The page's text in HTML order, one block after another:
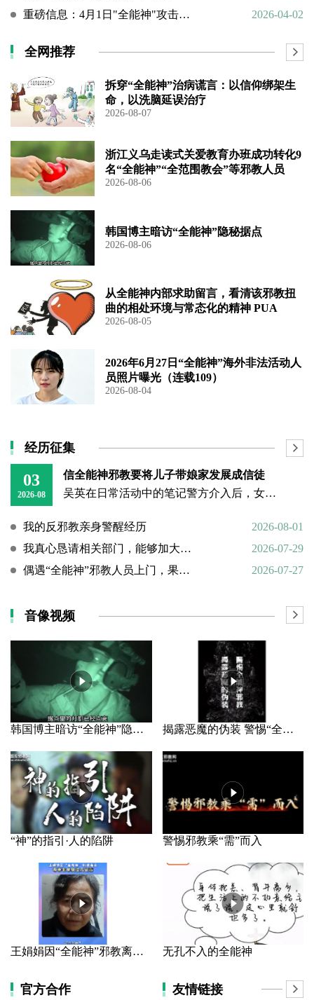
重磅信息：4月1日"全能神"攻击天主教
2026-04-02
全网推荐
拆穿“全能神”治病谎言：以信仰绑架生
命，以洗脑延误治疗
2026-08-07
浙江义乌走读式关爱教育办班成功转化9
名“全能神”“全范围教会”等邪教人员
2026-08-06
韩国博主暗访“全能神”隐秘据点
2026-08-06
从全能神内部求助留言，看清该邪教扭
曲的相处环境与常态化的精神 PUA
2026-08-05
2026年6月27日“全能神”海外非法活动人
员照片曝光（连载109）
2026-08-04
经历征集
03
2026-08
信全能神邪教要将儿子带娘家发展成信徒
吴英在日常活动中的笔记警方介入后，女子丈夫向警方称，打人原因系担心妻子将儿子带回娘家“被带坏”，并反映妻子和丈母娘涉嫌信奉、传播“全能神”教。经一个多月的调查，警方在其丈母娘家中搜到大量证据，于23日
我的反邪教亲身警醒经历
2026-08-01
我真心恳请相关部门，能够加大对“全能神”邪教的打击力度
2026-07-29
偶遇“全能神”邪教人员上门，果断硬核驱离
2026-07-27
音像视频
韩国博主暗访“全能神”隐秘据点 揭露恶魔的伪装 警惕“全能神”邪教
“神”的指引·人的陷阱 警惕邪教乘“需”而入
王娟娟因“全能神”邪教离家 母亲长年哭泣几近盲 无孔不入的全能神
官方合作 友情链接